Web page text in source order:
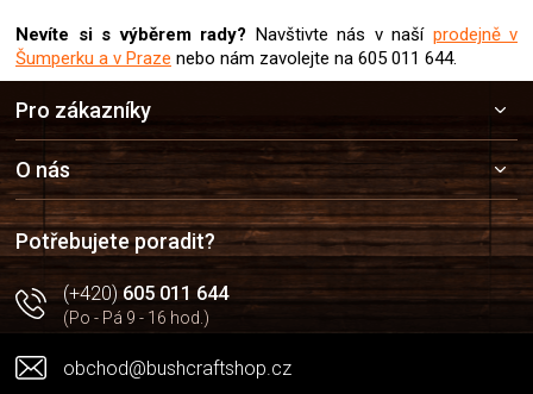
Nevíte si s výběrem rady? Navštivte nás v naší prodejně v
Šumperku a v Praze nebo nám zavolejte na 605 011 644.
a
t
í
Pro zákazníky
O nás
Potřebujete poradit?
(+420)605 011 644
(Po - Pá 9 - 16 hod.)
obchod@bushcraftshop.cz